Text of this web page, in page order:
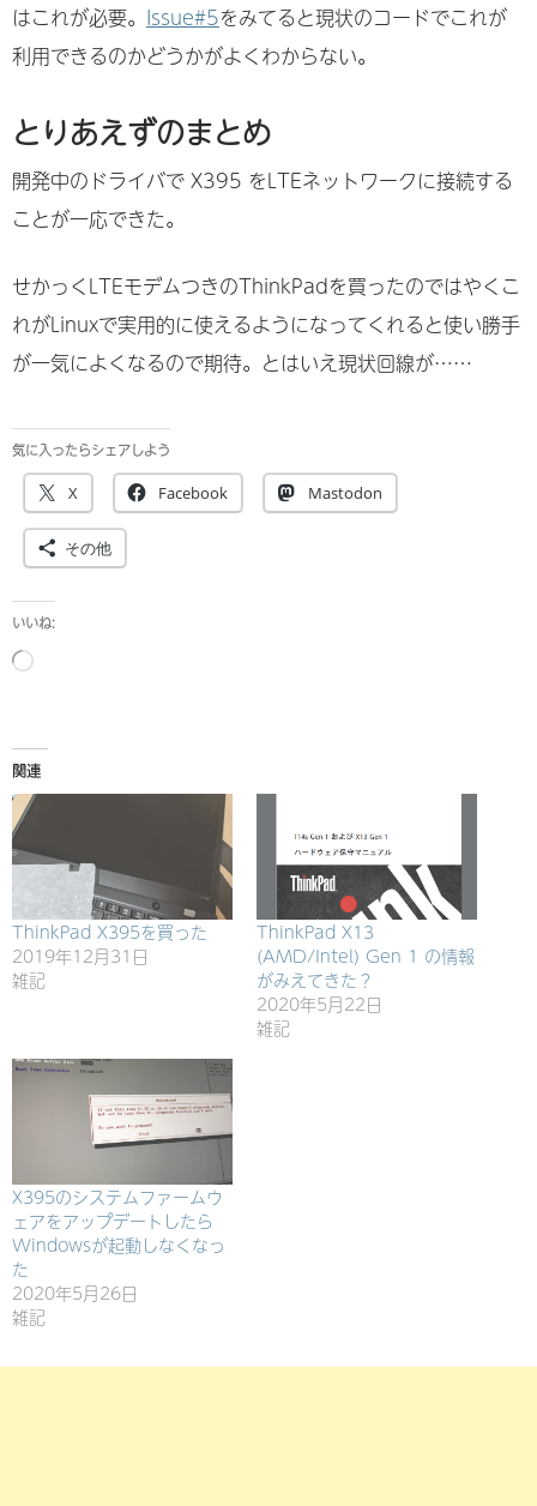
はこれが必要。 Issue#5をみてると現状のコードでこれが
利用できるのかどうかがよくわからない。
とりあえずのまとめ
開発中のドライバで X395 をLTEネットワークに接続する
ことが一応できた。
せかっくLTEモデムつきのThinkPadを買ったのではやくこ
れがLinuxで実用的に使えるようになってくれると使い勝手
が一気によくなるので期待。とはいえ現状回線が……
気に入ったらシェアしよう
X Facebook Mastodon
その他
いいね:
読
中…
関連
ThinkPad X395を買った
2019年12月31日
雑記
ThinkPad X13
(AMD/Intel) Gen 1 の情報
がみえてきた？
2020年5月22日
雑記
X395のシステムファームウ
ェアをアップデートしたら
Windowsが起動しなくなっ
た
2020年5月26日
雑記